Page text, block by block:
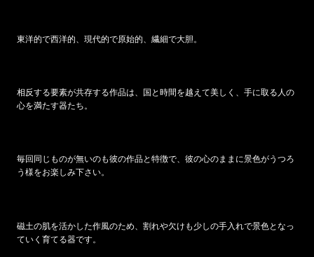
東洋的で西洋的、現代的で原始的、繊細で大胆。
相反する要素が共存する作品は、国と時間を越えて美しく、手に取る人の
心を満たす器たち。
毎回同じものが無いのも彼の作品と特徴で、彼の心のままに景色がうつろ
う様をお楽しみ下さい。
磁土の肌を活かした作風のため、割れや欠けも少しの手入れで景色となっ
ていく育てる器です。